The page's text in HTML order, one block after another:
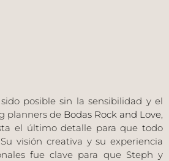
posible sin la sensibilidad y el
planners de Bodas Rock and Love,
el último detalle para que todo
visión creativa y su experiencia
fue clave para que Steph y